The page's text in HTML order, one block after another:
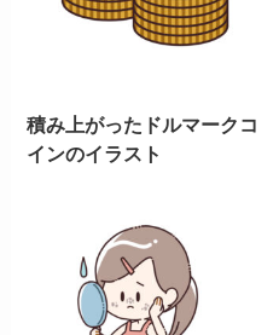
積み上がったドルマークコ
インのイラスト